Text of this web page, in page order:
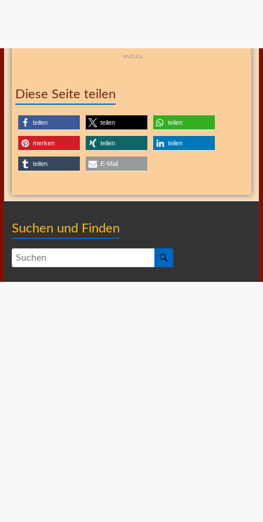
ANZEIGE
Diese Seite teilen
teilen teilen teilen
merken teilen teilen
teilen E-Mail
Suchen und Finden